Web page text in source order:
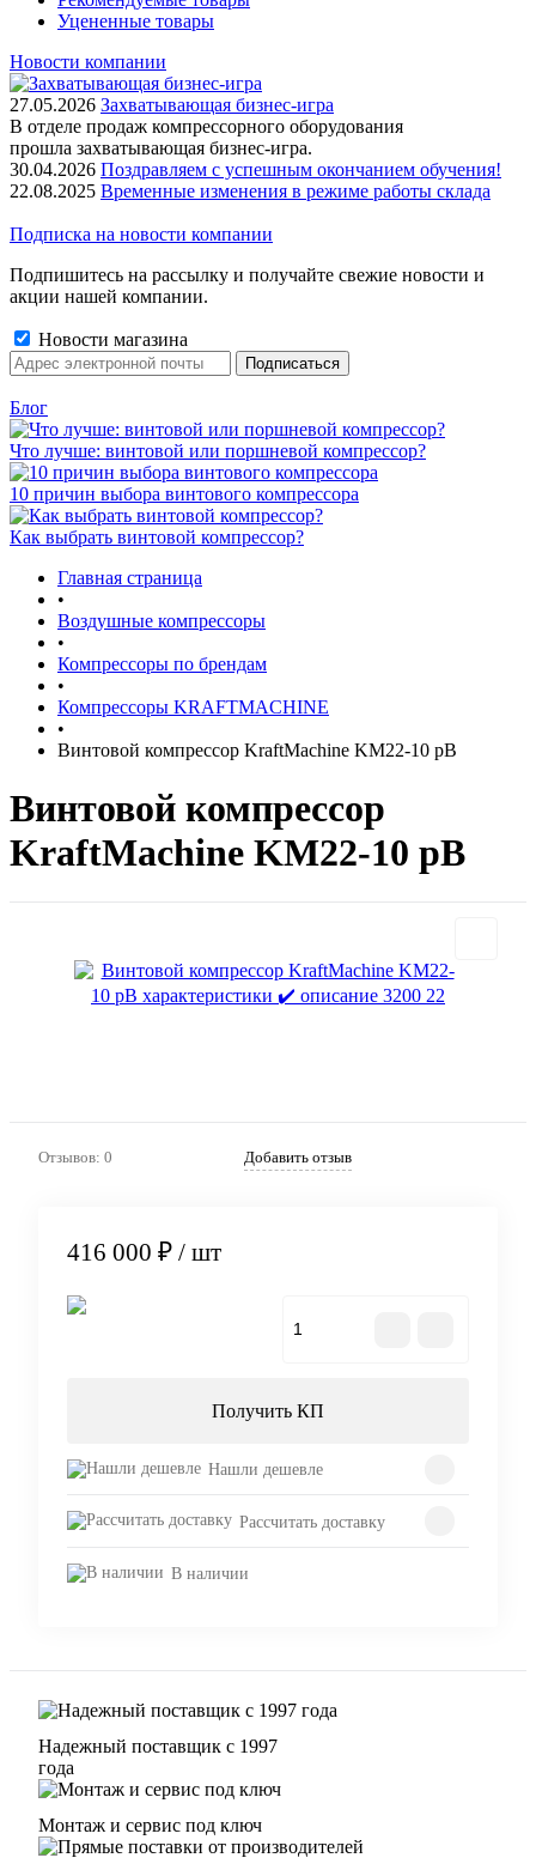
Уцененные товары
Новости компании
27.05.2026 Захватывающая бизнес-игра
В отделе продаж компрессорного оборудования
прошла захватывающая бизнес-игра.
30.04.2026 Поздравляем с успешным окончанием обучения!
22.08.2025 Временные изменения в режиме работы склада
Подписка на новости компании
Подпишитесь на рассылку и получайте свежие новости и
акции нашей компании.
Новости магазина
Блог
Что лучше: винтовой или поршневой компрессор?
10 причин выбора винтового компрессора
Как выбрать винтовой компрессор?
Главная страница
•
Воздушные компрессоры
•
Компрессоры по брендам
•
Компрессоры KRAFTMACHINE
•
Винтовой компрессор KraftMachine KM22-10 рВ
Винтовой компрессор
KraftMachine KM22-10 рВ
Отзывов: 0 Добавить отзыв
416 000 ₽ / шт
Получить КП
Нашли дешевле
Рассчитать доставку
В наличии
Надежный поставщик с 1997
года
Монтаж и сервис под ключ